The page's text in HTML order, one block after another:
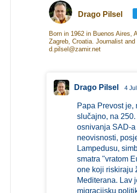
Drago Pilsel
Born in 1962 in Buenos Aires,
Zagreb, Croatia. Journalist and
d.pilsel@zamir.net
Drago Pilsel 4 Jul
Papa Prevost je,
slučajno, na
osnivanja SAD-a
neovisnosti,
Lampedusu,
smatra "vratom
one koji riskiraju
Mediterana. Lav
migracijsku